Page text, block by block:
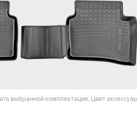
выбранной комплектации. Цвет